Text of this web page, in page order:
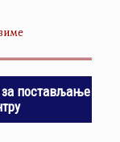
за постављање